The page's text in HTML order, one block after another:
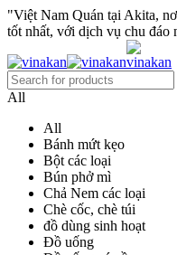
"Việt Nam Quán tại Akita,
tốt nhất, với dịch vụ chu đáo
All
All
Bánh mứt kẹo
Bột các loại
Bún phở mì
Chả Nem các loại
Chè cốc, chè túi
đồ dùng sinh hoạt
Đồ uống